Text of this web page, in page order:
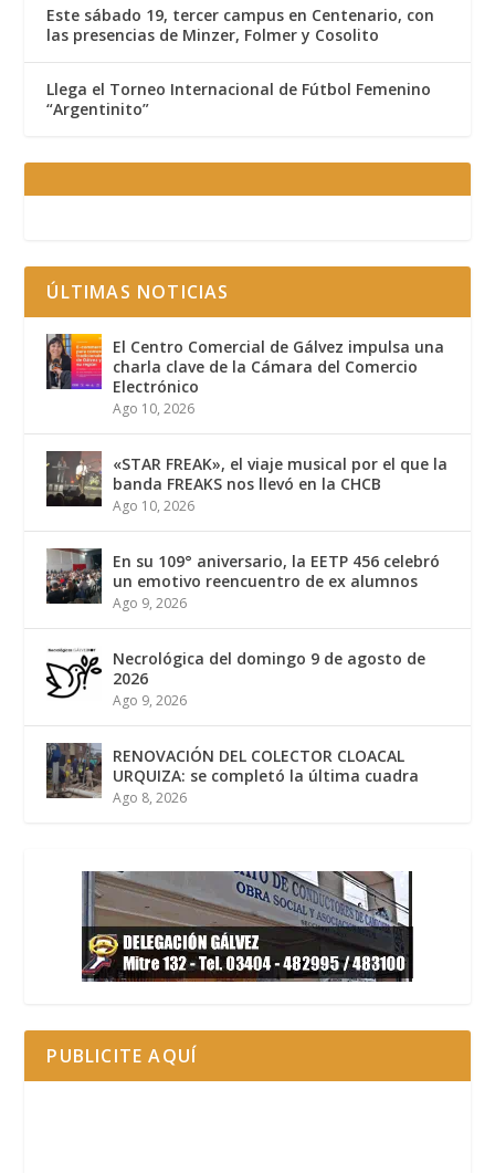
Este sábado 19, tercer campus en Centenario, con
las presencias de Minzer, Folmer y Cosolito
Llega el Torneo Internacional de Fútbol Femenino
“Argentinito”
ÚLTIMAS NOTICIAS
El Centro Comercial de Gálvez impulsa una
charla clave de la Cámara del Comercio
Electrónico
Ago 10, 2026
«STAR FREAK», el viaje musical por el que la
banda FREAKS nos llevó en la CHCB
Ago 10, 2026
En su 109° aniversario, la EETP 456 celebró
un emotivo reencuentro de ex alumnos
Ago 9, 2026
Necrológica del domingo 9 de agosto de
2026
Ago 9, 2026
RENOVACIÓN DEL COLECTOR CLOACAL
URQUIZA: se completó la última cuadra
Ago 8, 2026
PUBLICITE AQUÍ